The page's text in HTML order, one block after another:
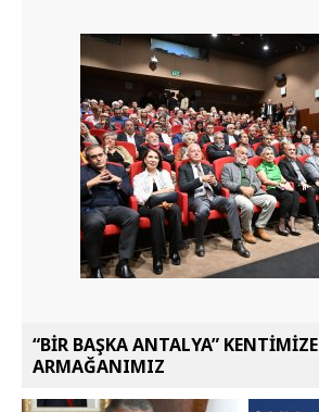
“BİR BAŞKA ANTALYA” KENTİMİZE
ARMAĞANIMIZ